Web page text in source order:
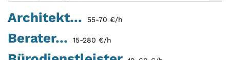
Architekt... 55-70 €/h
Berater... 15-280 €/h